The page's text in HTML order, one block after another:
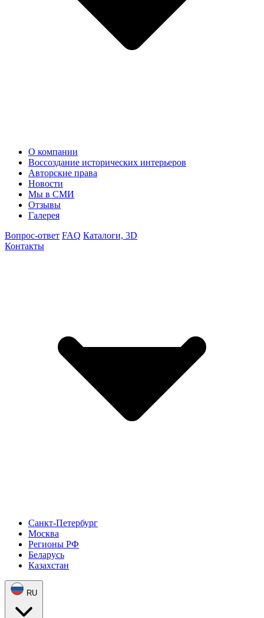
О компании
Воссоздание исторических интерьеров
Авторские права
Новости
Мы в СМИ
Отзывы
Галерея
Вопрос-ответ FAQ Каталоги, 3D
Контакты
Санкт-Петербург
Москва
Регионы РФ
Беларусь
Казахстан
RU